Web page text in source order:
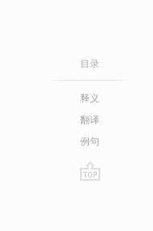
目录
释义
翻译
例句